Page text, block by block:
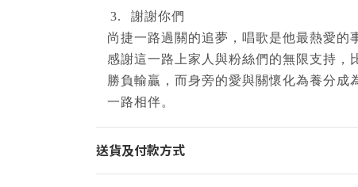
3.
謝謝你們
尚捷⼀路過關的追夢，唱歌是他最熱愛的
感謝這⼀路上家⼈與粉絲們的無限⽀持，
勝負輸贏，⽽⾝旁的愛與關懷化為養分成
⼀路相伴。
送貨及付款方式